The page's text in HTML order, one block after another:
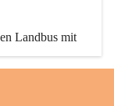
Landbus mit
Die Linie